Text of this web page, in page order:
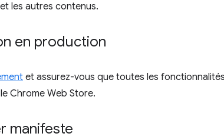
les autres contenus.
en production
et assurez-vous que toutes les
Chrome Web Store.
manifeste